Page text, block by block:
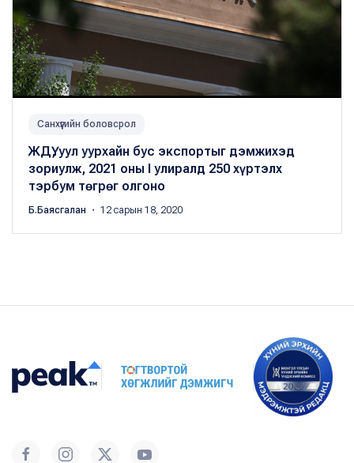
Санхүүгийн боловсрол
ЖДҮ, уул уурхайн бус экспортыг дэмжихэд
зориулж, 2021 оны I улиралд 250 хүртэлх
тэрбум төгрөг олгоно
Б.Баясгалан ・ 12 сарын 18, 2020